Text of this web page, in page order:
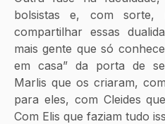
bolsistas e, com sorte,
compartilhar essas
mais gente que só
em casa” da porta de
Marlis que os criaram,
para eles, com Cleides
Com Elis que faziam tudo